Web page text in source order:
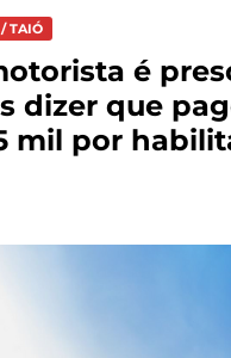
TAIÓ
é
dizer que
mil por